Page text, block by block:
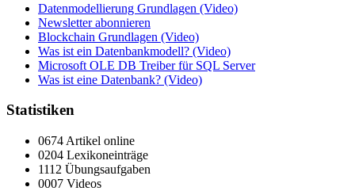
Datenmodellierung Grundlagen (Video)
Newsletter abonnieren
Blockchain Grundlagen (Video)
Was ist ein Datenbankmodell? (Video)
Microsoft OLE DB Treiber für SQL Server
Was ist eine Datenbank? (Video)
Statistiken
0674 Artikel online
0204 Lexikoneinträge
1112 Übungsaufgaben
0007 Videos